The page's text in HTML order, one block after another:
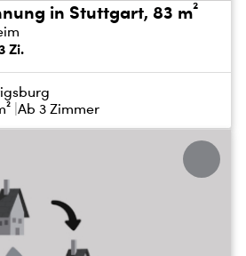
in Stuttgart, 83 m²
Zi.
Ab 3 Zimmer